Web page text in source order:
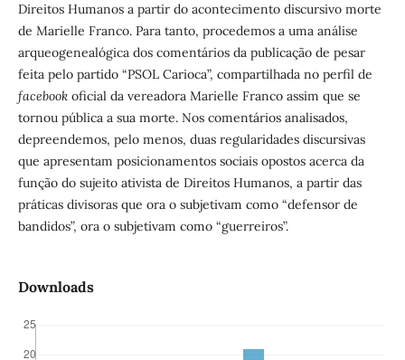
Direitos Humanos a partir do acontecimento discursivo morte
de Marielle Franco. Para tanto, procedemos a uma análise
arqueogenealógica dos comentários da publicação de pesar
feita pelo partido “PSOL Carioca”, compartilhada no perfil de
facebookoficial da vereadora Marielle Franco assim que se
tornou pública a sua morte. Nos comentários analisados,
depreendemos, pelo menos, duas regularidades discursivas
que apresentam posicionamentos sociais opostos acerca da
função do sujeito ativista de Direitos Humanos, a partir das
práticas divisoras que ora o subjetivam como “defensor de
bandidos”, ora o subjetivam como “guerreiros”.
Downloads